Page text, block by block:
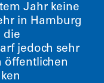
Jahr keine
in Hamburg
die
jedoch sehr
öffentlichen